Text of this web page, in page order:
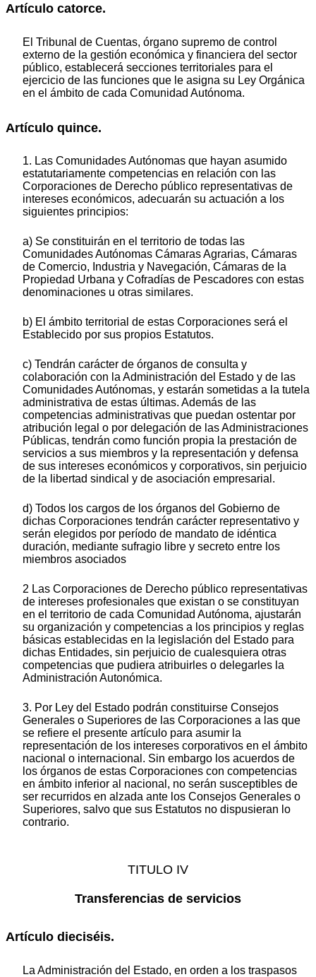
Artículo catorce.
El Tribunal de Cuentas, órgano supremo de control
externo de la gestión económica y financiera del sector
público, establecerá secciones territoriales para el
ejercicio de las funciones que le asigna su Ley Orgánica
en el ámbito de cada Comunidad Autónoma.
Artículo quince.
1. Las Comunidades Autónomas que hayan asumido
estatutariamente competencias en relación con las
Corporaciones de Derecho público representativas de
intereses económicos, adecuarán su actuación a los
siguientes principios:
a) Se constituirán en el territorio de todas las
Comunidades Autónomas Cámaras Agrarias, Cámaras
de Comercio, Industria y Navegación, Cámaras de la
Propiedad Urbana y Cofradías de Pescadores con estas
denominaciones u otras similares.
b) El ámbito territorial de estas Corporaciones será el
Establecido por sus propios Estatutos.
c) Tendrán carácter de órganos de consulta y
colaboración con la Administración del Estado y de las
Comunidades Autónomas, y estarán sometidas a la tutela
administrativa de estas últimas. Además de las
competencias administrativas que puedan ostentar por
atribución legal o por delegación de las Administraciones
Públicas, tendrán como función propia la prestación de
servicios a sus miembros y la representación y defensa
de sus intereses económicos y corporativos, sin perjuicio
de la libertad sindical y de asociación empresarial.
d) Todos los cargos de los órganos del Gobierno de
dichas Corporaciones tendrán carácter representativo y
serán elegidos por período de mandato de idéntica
duración, mediante sufragio libre y secreto entre los
miembros asociados
2 Las Corporaciones de Derecho público representativas
de intereses profesionales que existan o se constituyan
en el territorio de cada Comunidad Autónoma, ajustarán
su organización y competencias a los principios y reglas
básicas establecidas en la legislación del Estado para
dichas Entidades, sin perjuicio de cualesquiera otras
competencias que pudiera atribuirles o delegarles la
Administración Autonómica.
3. Por Ley del Estado podrán constituirse Consejos
Generales o Superiores de las Corporaciones a las que
se refiere el presente artículo para asumir la
representación de los intereses corporativos en el ámbito
nacional o internacional. Sin embargo los acuerdos de
los órganos de estas Corporaciones con competencias
en ámbito inferior al nacional, no serán susceptibles de
ser recurridos en alzada ante los Consejos Generales o
Superiores, salvo que sus Estatutos no dispusieran lo
contrario.
TITULO IV
Transferencias de servicios
Artículo dieciséis.
La Administración del Estado, en orden a los traspasos